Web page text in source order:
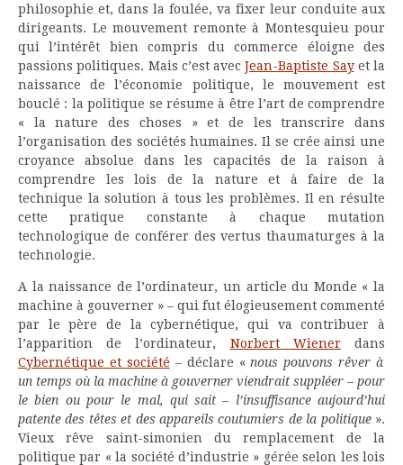
philosophie et, dans la foulée, va fixer leur conduite aux
dirigeants. Le mouvement remonte à Montesquieu pour
qui l’intérêt bien compris du commerce éloigne des
passions politiques. Mais c’est avecJean-Baptiste Sayet la
naissance de l’économie politique, le mouvement est
bouclé : la politique se résume à être l’art de comprendre
« la nature des choses » et de les transcrire dans
l’organisation des sociétés humaines. Il se crée ainsi une
croyance absolue dans les capacités de la raison à
comprendre les lois de la nature et à faire de la
technique la solution à tous les problèmes. Il en résulte
cette pratique constante à chaque mutation
technologique de conférer des vertus thaumaturges à la
technologie.
A la naissance de l’ordinateur, un article du Monde « la
machine à gouverner » – qui fut élogieusement commenté
par le père de la cybernétique, qui va contribuer à
l’apparition de l’ordinateur, Norbert Wienerdans
Cybernétique et société – déclare « nous pouvons rêver à
un temps où la machine à gouverner viendrait suppléer – pour
le bien ou pour le mal, qui sait – l’insuffisance aujourd’hui
patente des têtes et des appareils coutumiers de la politique».
Vieux rêve saint-simonien du remplacement de la
politique par « la société d’industrie » gérée selon les lois